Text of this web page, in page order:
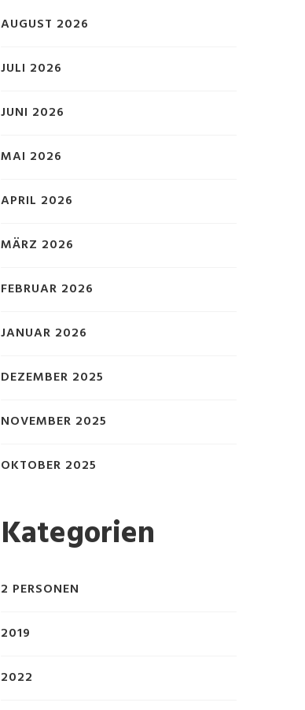
AUGUST 2026
JULI 2026
JUNI 2026
MAI 2026
APRIL 2026
MÄRZ 2026
FEBRUAR 2026
JANUAR 2026
DEZEMBER 2025
NOVEMBER 2025
OKTOBER 2025
Kategorien
2 PERSONEN
2019
2022